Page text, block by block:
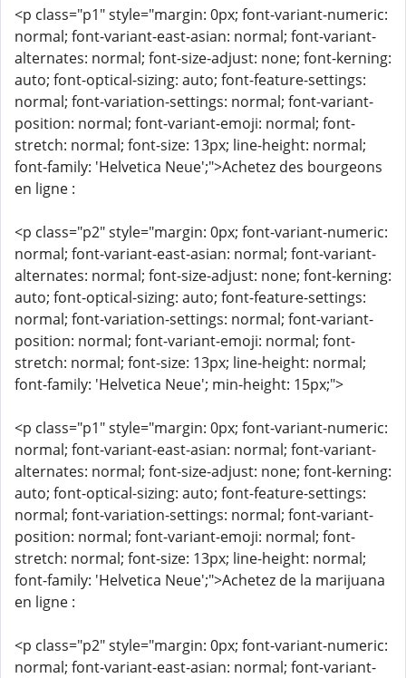
<p class="p1" style="margin: 0px; font-variant-numeric:
normal; font-variant-east-asian: normal; font-variant-
alternates: normal; font-size-adjust: none; font-kerning:
auto; font-optical-sizing: auto; font-feature-settings:
normal; font-variation-settings: normal; font-variant-
position: normal; font-variant-emoji: normal; font-
stretch: normal; font-size: 13px; line-height: normal;
font-family: 'Helvetica Neue';">Achetez des bourgeons
en ligne :
<p class="p2" style="margin: 0px; font-variant-numeric:
normal; font-variant-east-asian: normal; font-variant-
alternates: normal; font-size-adjust: none; font-kerning:
auto; font-optical-sizing: auto; font-feature-settings:
normal; font-variation-settings: normal; font-variant-
position: normal; font-variant-emoji: normal; font-
stretch: normal; font-size: 13px; line-height: normal;
font-family: 'Helvetica Neue'; min-height: 15px;">
<p class="p1" style="margin: 0px; font-variant-numeric:
normal; font-variant-east-asian: normal; font-variant-
alternates: normal; font-size-adjust: none; font-kerning:
auto; font-optical-sizing: auto; font-feature-settings:
normal; font-variation-settings: normal; font-variant-
position: normal; font-variant-emoji: normal; font-
stretch: normal; font-size: 13px; line-height: normal;
font-family: 'Helvetica Neue';">Achetez de la marijuana
en ligne :
<p class="p2" style="margin: 0px; font-variant-numeric:
normal; font-variant-east-asian: normal; font-variant-